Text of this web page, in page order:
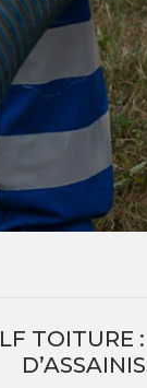
LF TOITURE